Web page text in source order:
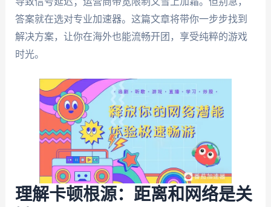
答案就在选对专业加速器。这篇文章将带你一步步找到
解决方案，让你在海外也能流畅开团，享受纯粹的游戏
时光。
理解卡顿根源：距离和网络是关